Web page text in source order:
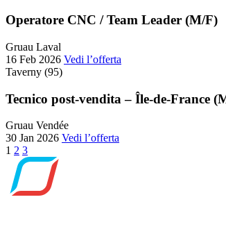
Operatore CNC / Team Leader (M/F)
Gruau Laval
16 Feb 2026 Vedi l’offerta
Taverny (95)
Tecnico post-vendita – Île-de-France
Gruau Vendée
30 Jan 2026 Vedi l’offerta
Navigazione
articoli
1 2 3